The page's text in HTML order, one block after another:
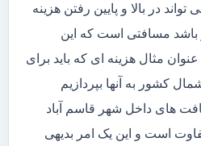
در بالا و پایین رفتن هزینه
باشد مسافتی است که این
مثال هزینه ای که باید برای
کشور به آنها بپردازیم
های داخل شهر قاسم آباد
است و این یک امر بدیهی